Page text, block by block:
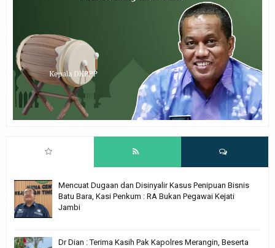
Mencuat Dugaan dan Disinyalir Kasus Penipuan Bisnis
Batu Bara, Kasi Penkum : RA Bukan Pegawai Kejati
Jambi
Dr Dian : Terima Kasih Pak Kapolres Merangin, Beserta